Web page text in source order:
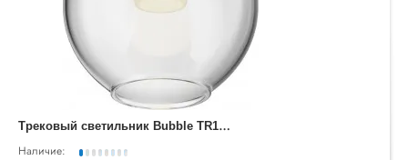
Т
рековый светильник Bubble TR148-1-3W3K-BS
Наличие: